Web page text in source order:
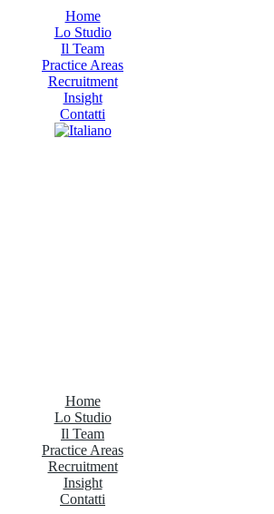
Home
Lo Studio
Il Team
Practice Areas
Recruitment
Insight
Contatti
Home
Lo Studio
Il Team
Practice Areas
Recruitment
Insight
Contatti